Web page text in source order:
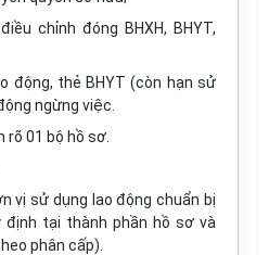
chỉnh đóng BHXH, BHYT,
động, thẻ BHYT (còn hạn sử
ngừng việc.
rõ 01 bộ hồ sơ.
vị sử dụng lao động chuẩn bị
tại thành phần hồ sơ và
phân cấp).